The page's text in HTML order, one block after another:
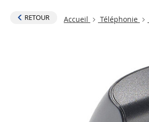
RETOUR Accueil Téléphonie